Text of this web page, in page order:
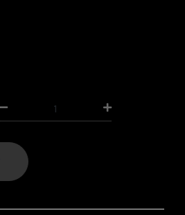
Rhombus